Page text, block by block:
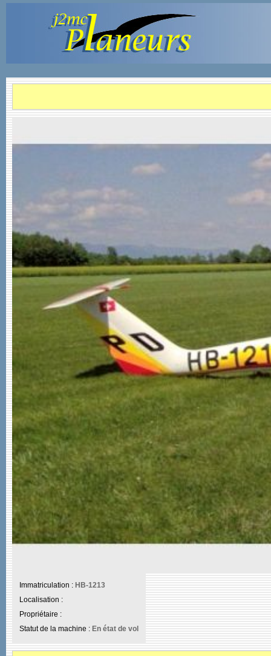
Immatriculation : HB-1213
Localisation :
Propriétaire :
Statut de la machine : En état de vol